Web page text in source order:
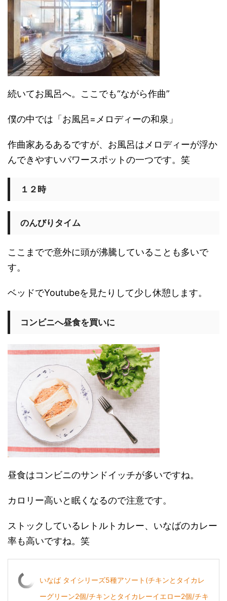
続いてお風呂へ。ここでも“ながら作曲”
僕の中では「お風呂=メロディーの和泉」
作曲家あるあるですが、お風呂はメロディーが浮か
んできやすいパワースポットの一つです。笑
１２時
のんびりタイム
ここまでで意外に頭が沸騰していることも多いで
す。
ベッドでYoutubeを見たりして少し休憩します。
コンビニへ昼食を買いに
昼食はコンビニのサンドイッチが多いですね。
カロリー高いと眠くなるので注意です。
ストックしているレトルトカレー、いなばのカレー
率も高いですね。笑
いなば タイシリーズ5種アソート(チキンとタイカレ
ーグリーン2個/チキンとタイカレーイエロー2個/チキ